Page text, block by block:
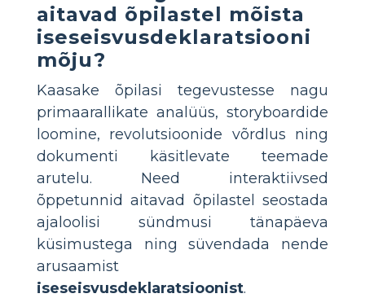
aitavad õpilastel mõista
iseseisvusdeklaratsiooni
mõju?
Kaasake õpilasi tegevustesse nagu
primaarallikate analüüs, storyboardide
loomine, revolutsioonide võrdlus ning
dokumenti käsitlevate teemade
arutelu. Need interaktiivsed
õppetunnid aitavad õpilastel seostada
ajaloolisi sündmusi tänapäeva
küsimustega ning süvendada nende
arusaamist
iseseisvusdeklaratsioonist.